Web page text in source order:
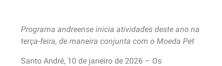
Programa andreense inicia atividades deste ano na
terça-feira, de maneira conjunta com o Moeda Pet
Santo André, 10 de janeiro de 2026 – Os